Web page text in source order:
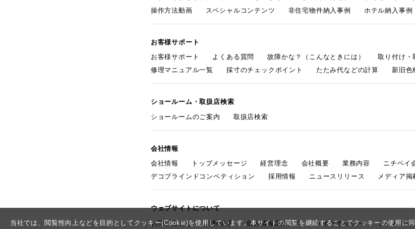
当社では、閲覧性向上などを目的としてクッキー(Cookie)を使用しています。本サイトの閲覧を継続することでクッキーの使用に
操作方法動画
スペシャルコンテンツ 非住宅物件納入事例 ホテル納入事例
お客様サポート
お客様サポート
よくある質問 故障かな？（こんなときには） 取り付け・
修理マニュアル一覧
採寸のチェックポイント たたみ代などの計算 新旧色
ショールーム・取扱店検索
ショールームのご案内
取扱店検索
会社情報
会社情報
トップメッセージ 経営理念 会社概要 業務内容 ニチベイ
デコブラインドコンペティション
採用情報 ニュースリリース メディア掲
ウェブサイトについて
お問い合わせ
資料請求 個人情報保護方針 サイトポリシー サイトマッ